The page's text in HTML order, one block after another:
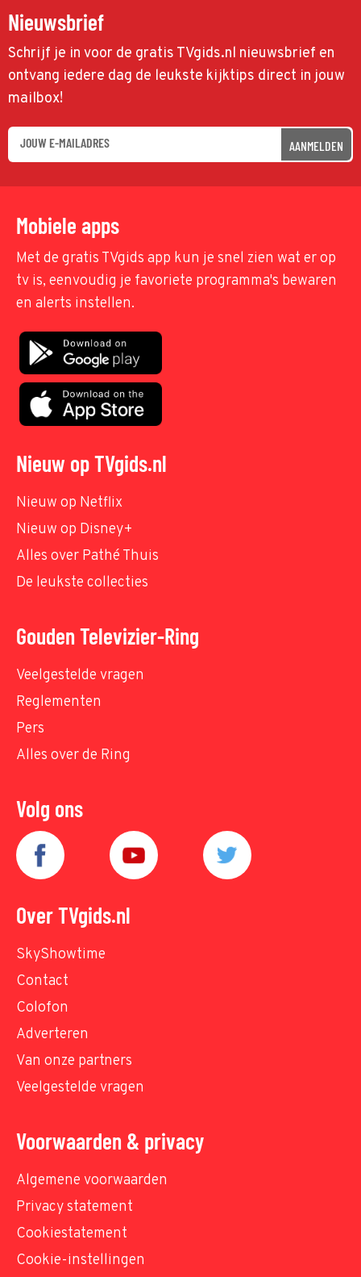
Nieuwsbrief
Schrijf je in voor de gratis TVgids.nl nieuwsbrief en
ontvang iedere dag de leukste kijktips direct in jouw
mailbox!
AANMELDEN
Mobiele apps
Met de gratis TVgids app kun je snel zien wat er op
tv is, eenvoudig je favoriete programma's bewaren
en alerts instellen.
Nieuw op TVgids.nl
Nieuw op Netflix
Nieuw op Disney+
Alles over Pathé Thuis
De leukste collecties
Gouden Televizier-Ring
Veelgestelde vragen
Reglementen
Pers
Alles over de Ring
Volg ons
Over TVgids.nl
SkyShowtime
Contact
Colofon
Adverteren
Van onze partners
Veelgestelde vragen
Voorwaarden & privacy
Algemene voorwaarden
Privacy statement
Cookiestatement
Cookie-instellingen